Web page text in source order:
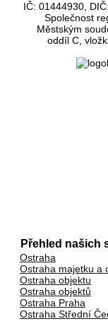
IČ: 01444930,
Společnost
Městským
oddíl C,
Přehled našich
Ostraha
Ostraha majetku a
Ostraha objektu
Ostraha objektů
Ostraha Praha
Ostraha Střední